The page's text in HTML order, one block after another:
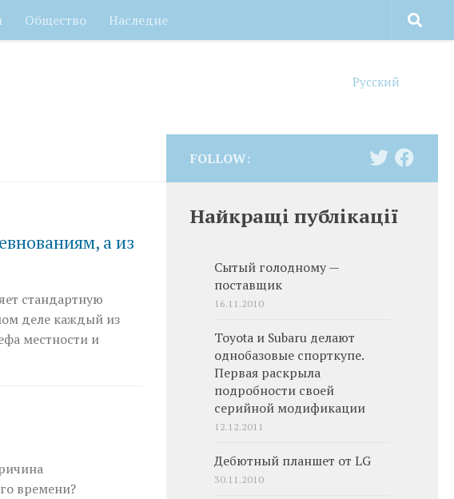
Общество Наследие
Русский
а из
стандартную
деле каждый из
местности и
времени?
FOLLOW:
Найкращі публікації
Сытый голодному —
поставщик
16.11.2010
Toyota и Subaru делают
однобазовые спорткупе.
Первая раскрыла
подробности своей
серийной модификации
12.12.2011
Дебютный планшет от LG
30.11.2010